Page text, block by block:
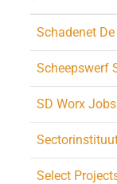
Schadenet
Scheepswerf
SD Worx
Select